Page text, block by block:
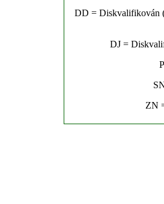
DD = Diskvalifikován
DJ =
ZN